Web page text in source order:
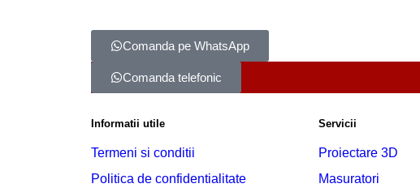
Comanda pe WhatsApp
Comanda telefonic
Informatii utile
Termeni si conditii
Politica de confidentialitate
Servicii
Proiectare 3D
Masuratori